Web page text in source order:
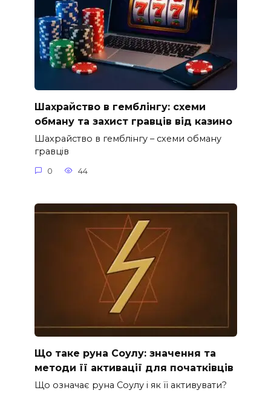
Шахрайство в гемблінгу: схеми
обману та захист гравців від казино
Шахрайство в гемблінгу – схеми обману
гравців
0 44
Що таке руна Соулу: значення та
методи її активації для початківців
Що означає руна Соулу і як її активувати?